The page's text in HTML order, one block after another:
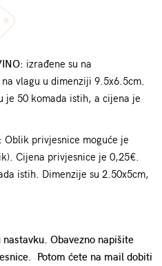
izrađene su na
vlagu u dimenziji 9.5x6.5cm.
je 50 komada istih, a cijena je
Oblik privjesnice moguće je
Cijena privjesnice je 0,25€.
istih. Dimenzije su 2.50x5cm,
Obavezno napišite
Potom ćete na mail dobiti